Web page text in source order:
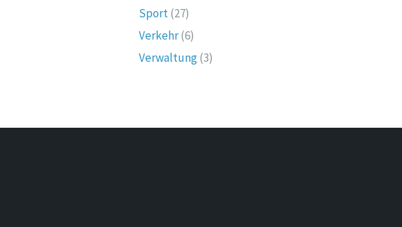
Sport(27)
Verkehr(6)
Verwaltung(3)